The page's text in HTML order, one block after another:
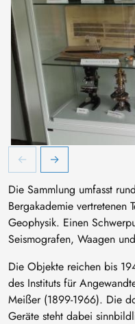
Vitrine mit Objekten der
Die Sammlung umfasst
Bergakademie vertretenen
Geophysik. Einen
Seismografen, Waagen
Die Objekte reichen bis
des Instituts für
Meißer (1899-1966). Die
Geräte steht dabei